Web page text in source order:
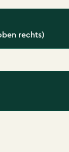
rechts)